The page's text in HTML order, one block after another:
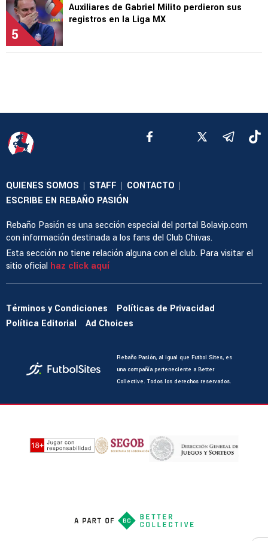
5
Auxiliares de Gabriel Milito perdieron sus
registros en la Liga MX
QUIENES SOMOS | STAFF | CONTACTO |
ESCRIBE EN REBAÑO PASIÓN
Rebaño Pasión es una sección especial del portal Bolavip.com
con información destinada a los fans del Club Chivas.
Esta sección no tiene relación alguna con el club. Para visitar el
sitio oficial haz click aquí
Términos y Condiciones
Políticas de Privacidad
Política Editorial
Ad Choices
Rebaño Pasión, al igual que Futbol Sites, es
una compañía perteneciente a Better
Collective. Todos los derechos reservados.